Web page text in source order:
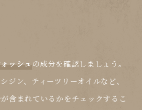
ッシュ の成分を確認しましょう。
ジン、ティーツリーオイルなど、
含まれているかをチェックするこ